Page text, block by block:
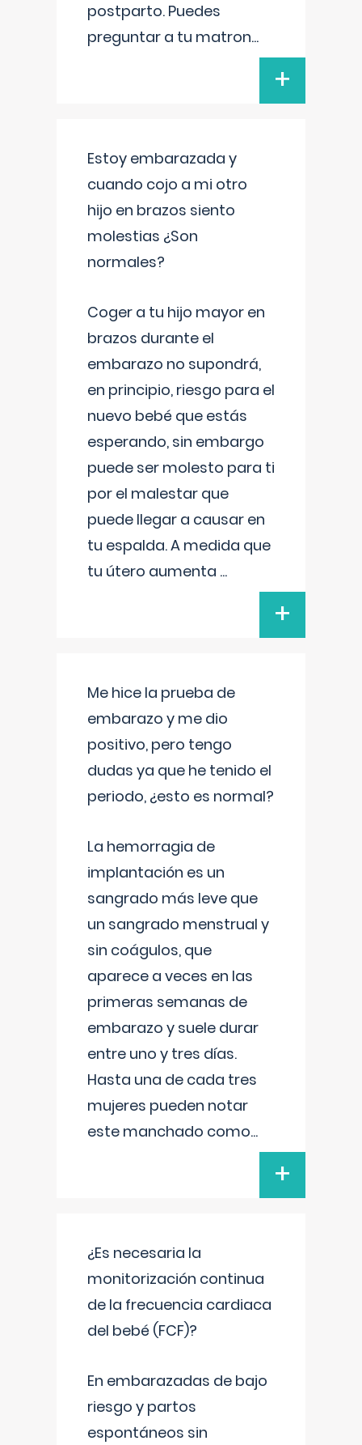
postparto. Puedes
preguntar a tu matron...
+
Estoy embarazada y
cuando cojo a mi otro
hijo en brazos siento
molestias ¿Son
normales?
Coger a tu hijo mayor en
brazos durante el
embarazo no supondrá,
en principio, riesgo para el
nuevo bebé que estás
esperando, sin embargo
puede ser molesto para ti
por el malestar que
puede llegar a causar en
tu espalda. A medida que
tu útero aumenta ...
+
Me hice la prueba de
embarazo y me dio
positivo, pero tengo
dudas ya que he tenido el
periodo, ¿esto es normal?
La hemorragia de
implantación es un
sangrado más leve que
un sangrado menstrual y
sin coágulos, que
aparece a veces en las
primeras semanas de
embarazo y suele durar
entre uno y tres días.
Hasta una de cada tres
mujeres pueden notar
este manchado como...
+
¿Es necesaria la
monitorización continua
de la frecuencia cardiaca
del bebé (FCF)?
En embarazadas de bajo
riesgo y partos
espontáneos sin